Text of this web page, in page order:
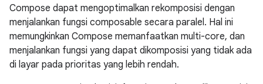
Compose dapat mengoptimalkan rekomposisi dengan
menjalankan fungsi composable secara paralel. Hal ini
memungkinkan Compose memanfaatkan multi-core, dan
menjalankan fungsi yang dapat dikomposisi yang tidak ada
di layar pada prioritas yang lebih rendah.